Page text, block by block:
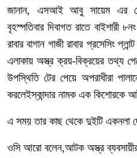
জানান, এসআই আবু সায়েম এর
বৃহস্পতিবার দিবাগত রাতে বাইশারী
রাবার বাগান গাজী রাবার প্রসেসিং
এলাকায় অস্ত্র ক্রয়-বিক্রয়ের তথ্য
উপস্থিতি টের পেয়ে অপরাধীরা
করলেইস্কান্দার নামক এক কিশোরকে
এ সময় তার কাছ থেকে দুইটি একনলা
ওসি আরো বলেন,আটক অস্ত্র